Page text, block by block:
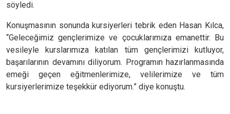
söyledi.
Konuşmasının sonunda kursiyerleri tebrik eden Hasan Kılca,
“Geleceğimiz gençlerimize ve çocuklarımıza emanettir. Bu
vesileyle kurslarımıza katılan tüm gençlerimizi kutluyor,
başarılarının devamını diliyorum. Programın hazırlanmasında
emeği geçen eğitmenlerimize, velilerimize ve tüm
kursiyerlerimize teşekkür ediyorum.” diye konuştu.